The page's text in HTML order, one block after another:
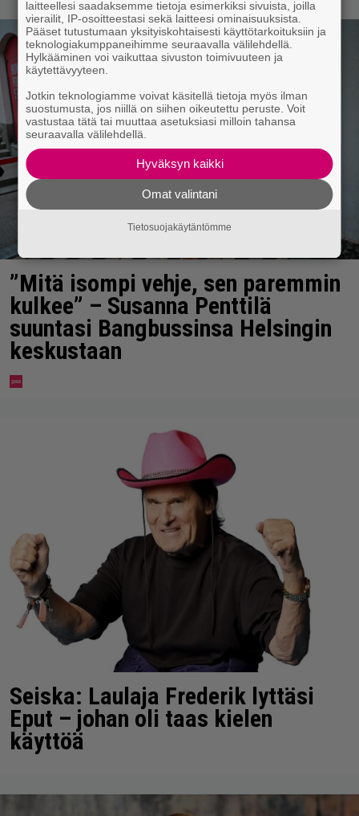
”Mitä isompi vehje, sen paremmin
kulkee” – Susanna Penttilä
suuntasi Bangbussinsa Helsingin
keskustaan
Seiska: Laulaja Frederik lyttäsi
Eput – johan oli taas kielen
käyttöä
laitteellesi saadaksemme tietoja esimerkiksi sivuista, joilla
vierailit, IP-osoitteestasi sekä laitteesi ominaisuuksista.
Pääset tutustumaan yksityiskohtaisesti käyttötarkoituksiin ja
teknologiakumppaneihimme seuraavalla välilehdellä.
Hylkääminen voi vaikuttaa sivuston toimivuuteen ja
käytettävyyteen.
Jotkin teknologiamme voivat käsitellä tietoja myös ilman
suostumusta, jos niillä on siihen oikeutettu peruste. Voit
vastustaa tätä tai muuttaa asetuksiasi milloin tahansa
seuraavalla välilehdellä.
Hyväksyn kaikki
Omat valintani
Tietosuojakäytäntömme